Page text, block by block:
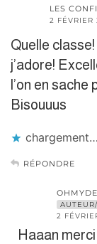
LES
2
Quelle
j’adore!
l’on en sache
Bisouuus
chargement…
RÉPONDRE
2
Haaan